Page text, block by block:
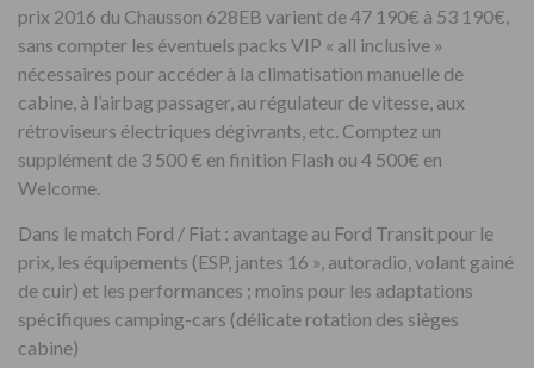
prix 2016 du Chausson 628EB varient de 47 190€ à 53 190€,
sans compter les éventuels packs VIP « all inclusive »
nécessaires pour accéder à la climatisation manuelle de
cabine, à l’airbag passager, au régulateur de vitesse, aux
rétroviseurs électriques dégivrants, etc. Comptez un
supplément de 3 500 € en finition Flash ou 4 500€ en
Welcome.
Dans le match Ford / Fiat : avantage au Ford Transit pour le
prix, les équipements (ESP, jantes 16 », autoradio, volant gainé
de cuir) et les performances ; moins pour les adaptations
spécifiques camping-cars (délicate rotation des sièges
cabine)